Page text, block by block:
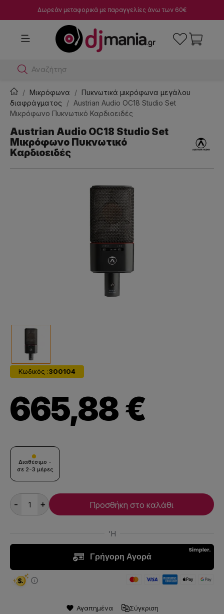
Δωρεάν μεταφορικά με παραγγελίες άνω των 60€
Αναζήτησε dj μί
Μικρόφωνα
Πυκνωτικά μικρόφωνα μεγάλου
διαφράγματος
Austrian Audio OC18 Studio Set
Μικρόφωνο Πυκνωτικό Καρδιοειδές
Austrian Audio OC18 Studio Set
Μικρόφωνο Πυκνωτικό
Καρδιοειδές
Κωδικός :300104
665,88 €
Διαθέσιμο -
σε 2-3 μέρες
- + Προσθήκη στο καλάθι
Αγαπημένα Σύγκριση